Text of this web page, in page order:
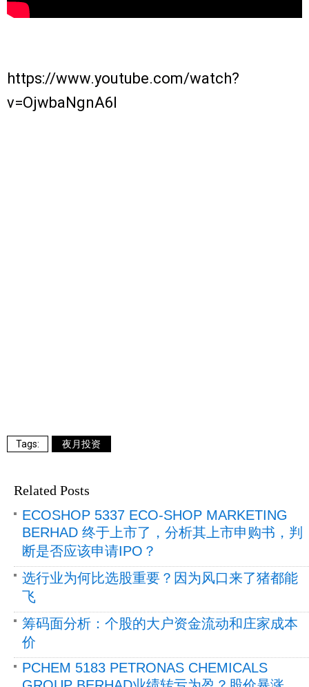
https://www.youtube.com/watch?
v=OjwbaNgnA6I
夜月投资
Related Posts
ECOSHOP 5337 ECO-SHOP MARKETING
BERHAD 终于上市了，分析其上市申购书，判
断是否应该申请IPO？
选行业为何比选股重要？因为风口来了猪都能
飞
筹码面分析：个股的大户资金流动和庄家成本
价
PCHEM 5183 PETRONAS CHEMICALS